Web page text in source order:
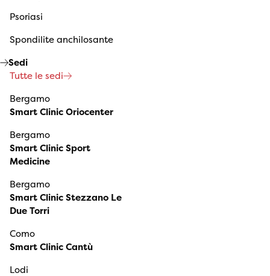
Psoriasi
Spondilite anchilosante
Sedi
Tutte le sedi
Bergamo
Smart Clinic Oriocenter
Bergamo
Smart Clinic Sport
Medicine
Bergamo
Smart Clinic Stezzano Le
Due Torri
Como
Smart Clinic Cantù
Lodi